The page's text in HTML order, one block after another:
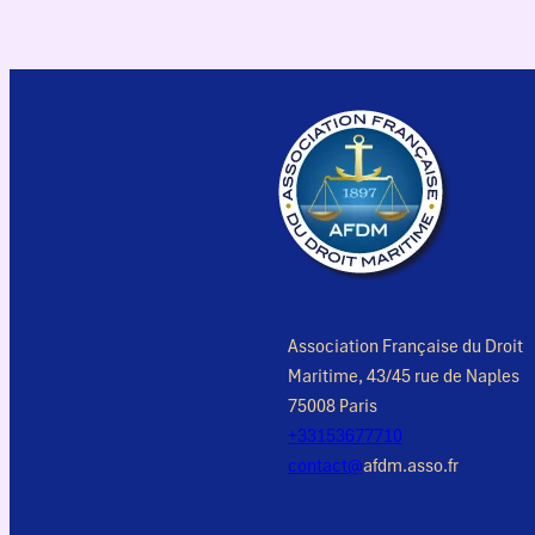
Association Française du Droit
Maritime, 43/45 rue de Naples
75008 Paris
+33153677710
contact@afdm.asso.fr